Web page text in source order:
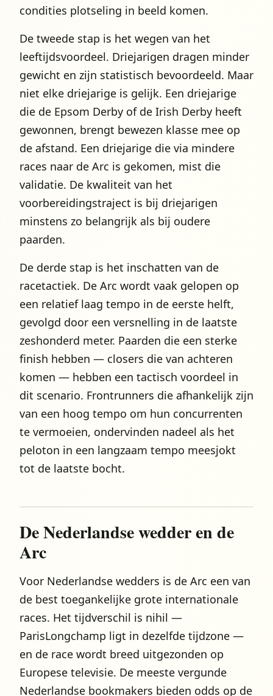
condities plotseling in beeld komen.
De tweede stap is het wegen van het
leeftijdsvoordeel. Driejarigen dragen minder
gewicht en zijn statistisch bevoordeeld. Maar
niet elke driejarige is gelijk. Een driejarige
die de Epsom Derby of de Irish Derby heeft
gewonnen, brengt bewezen klasse mee op
de afstand. Een driejarige die via mindere
races naar de Arc is gekomen, mist die
validatie. De kwaliteit van het
voorbereidingstraject is bij driejarigen
minstens zo belangrijk als bij oudere
paarden.
De derde stap is het inschatten van de
racetactiek. De Arc wordt vaak gelopen op
een relatief laag tempo in de eerste helft,
gevolgd door een versnelling in de laatste
zeshonderd meter. Paarden die een sterke
finish hebben — closers die van achteren
komen — hebben een tactisch voordeel in
dit scenario. Frontrunners die afhankelijk zijn
van een hoog tempo om hun concurrenten
te vermoeien, ondervinden nadeel als het
peloton in een langzaam tempo meesjokt
tot de laatste bocht.
De Nederlandse wedder en de
Arc
Voor Nederlandse wedders is de Arc een van
de best toegankelijke grote internationale
races. Het tijdverschil is nihil —
ParisLongchamp ligt in dezelfde tijdzone —
en de race wordt breed uitgezonden op
Europese televisie. De meeste vergunde
Nederlandse bookmakers bieden odds op de